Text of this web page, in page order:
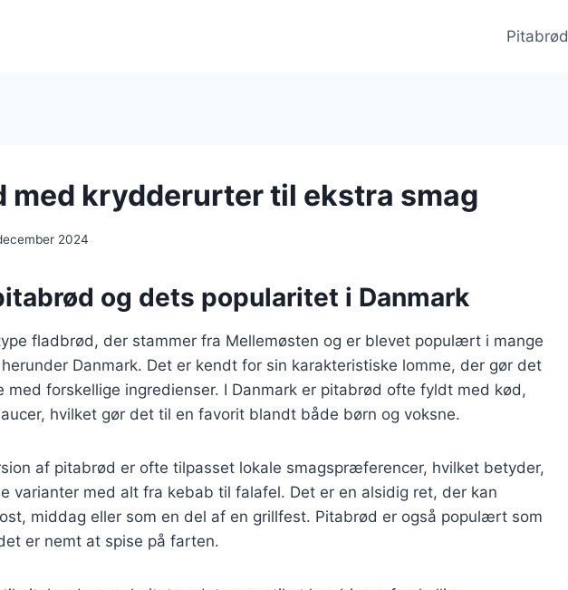
Pitabrød
med krydderurter til ekstra smag
2024
og dets popularitet i Danmark
fladbrød, der stammer fra Mellemøsten og er blevet populært i mange
Danmark. Det er kendt for sin karakteristiske lomme, der gør det
med forskellige ingredienser. I Danmark er pitabrød ofte fyldt med kød,
hvilket gør det til en favorit blandt både børn og voksne.
af pitabrød er ofte tilpasset lokale smagspræferencer, hvilket betyder,
varianter med alt fra kebab til falafel. Det er en alsidig ret, der kan
middag eller som en del af en grillfest. Pitabrød er også populært som
er nemt at spise på farten.